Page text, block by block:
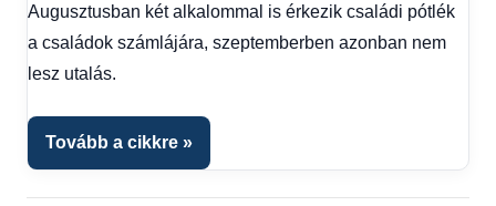
utalása ,
Hírek
Augusztusban két alkalommal is érkezik családi pótlék
a családok számlájára, szeptemberben azonban nem
lesz utalás.
Tovább a cikkre